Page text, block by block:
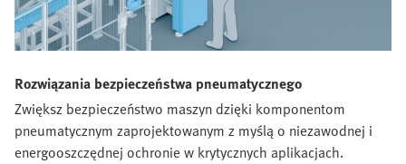
Rozwiązania bezpieczeństwa pneumatycznego
Zwiększ bezpieczeństwo maszyn dzięki komponentom
pneumatycznym zaprojektowanym z myślą o niezawodnej i
energooszczędnej ochronie w krytycznych aplikacjach.